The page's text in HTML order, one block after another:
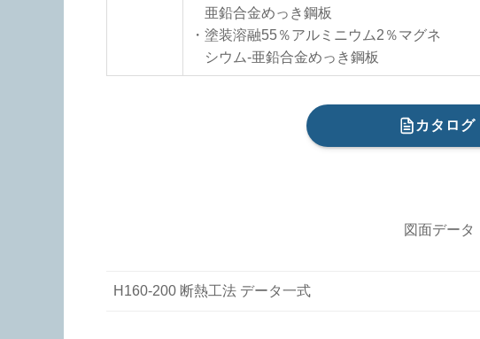
亜鉛合金めっき鋼板
・塗装溶融55％アルミニウム2％マグネ
シウム-亜鉛合金めっき鋼板
カタログ
図面データ
H160-200 断熱工法 データ一式